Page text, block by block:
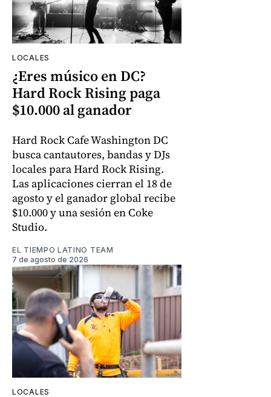
LOCALES
¿Eres músico en DC?
Hard Rock Rising paga
$10.000 al ganador
Hard Rock Cafe Washington DC
busca cantautores, bandas y DJs
locales para Hard Rock Rising.
Las aplicaciones cierran el 18 de
agosto y el ganador global recibe
$10.000 y una sesión en Coke
Studio.
EL TIEMPO LATINO TEAM
7 de agosto de 2026
LOCALES